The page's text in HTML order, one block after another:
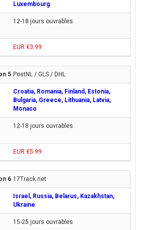
Luxembourg
12-18 jours ouvrables
EUR €3.99
PostNL / GLS / DHL
Croatia, Romania, Finland, Estonia,
Bulgaria, Greece, Lithuania, Latvia,
Monaco
12-18 jours ouvrables
EUR €5.99
17Track.net
Israel, Russia, Belarus, Kazakhstan,
Ukraine
15-25 jours ouvrables